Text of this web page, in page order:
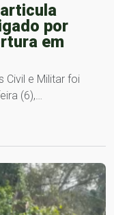
por
em
Civil e Militar foi
(6),…